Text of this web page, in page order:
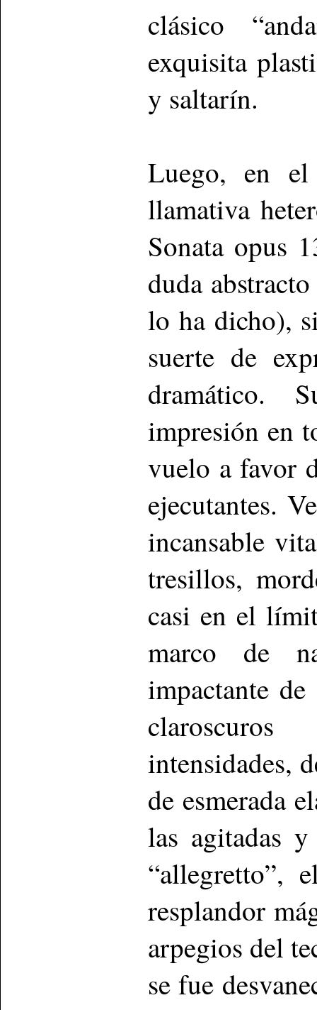
clásico
exquisita
y saltarín.
Luego, en
llamativa
Sonata opus
duda
lo ha dicho),
suerte de
dramático.
impresión en
vuelo a favor
ejecutantes.
incansable
tresillos,
casi en el
marco de
impactante
intensidades,
de esmerada
las agitadas
“allegretto”,
resplandor
arpegios del
se fue